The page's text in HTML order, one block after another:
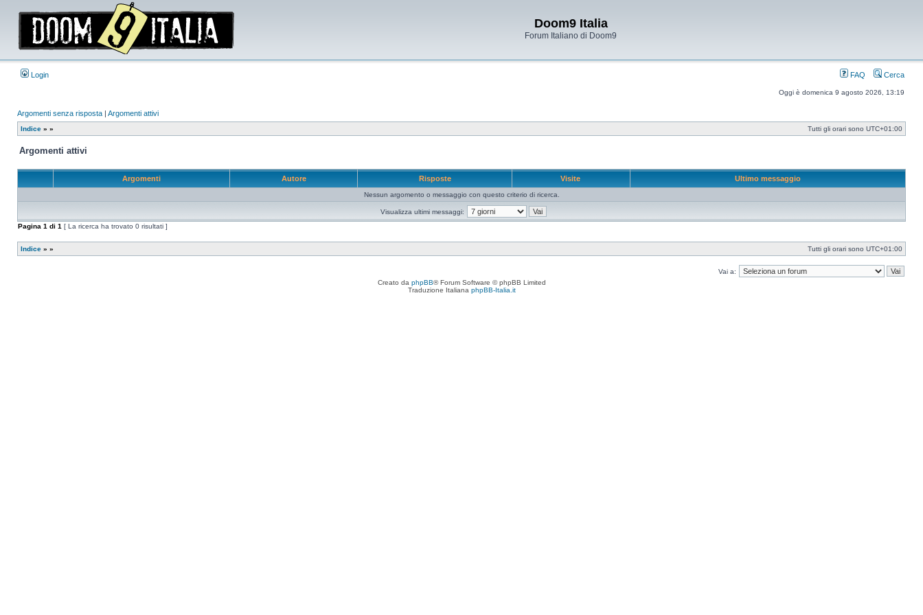
Doom9 Italia
Forum Italiano di Doom9
Login FAQ Cerca
Oggi è domenica 9 agosto 2026, 13:19
Argomenti senza risposta | Argomenti attivi
Indice » » Tutti gli orari sono UTC+01:00
Argomenti attivi
Argomenti Autore Risposte Visite Ultimo messaggio
Nessun argomento o messaggio con questo criterio di ricerca.
Visualizza ultimi messaggi:
Pagina 1 di 1 [ La ricerca ha trovato 0 risultati ]
Indice » » Tutti gli orari sono UTC+01:00
Vai a:
Creato da phpBB® Forum Software © phpBB Limited
Traduzione Italiana phpBB-Italia.it